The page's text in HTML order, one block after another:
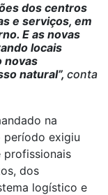
dos centros
e serviços, em
E as novas
locais
novas
natural”, conta
na
período exigiu
profissionais
dos
logístico e